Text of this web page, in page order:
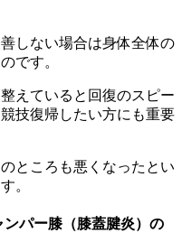
しない場合は身体全体の
です。
えていると回復のスピー
技復帰したい方にも重要
ところも悪くなったとい
。
パー膝（膝蓋腱炎）の